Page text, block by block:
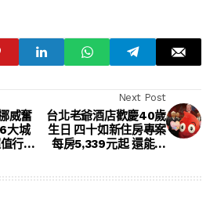
威奮
大城
行程
Next Post
台北老爺酒店歡慶40歲
生日 四十如新住房專案
每房5,339元起 還能嚐